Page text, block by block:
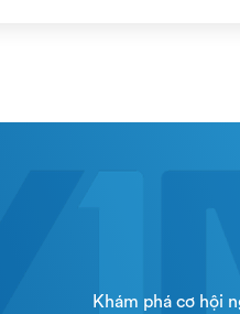
Khám phá cơ hội